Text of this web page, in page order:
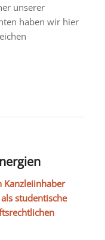
unserer
haben wir hier
Kanzleiinhaber
studentische